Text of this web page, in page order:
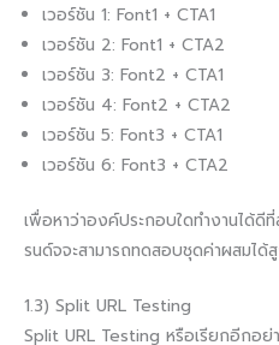
เวอร์ชัน 1: Font1 + CTA1
เวอร์ชัน 2: Font1 + CTA2
เวอร์ชัน 3: Font2 + CTA1
เวอร์ชัน 4: Font2 + CTA2
เวอร์ชัน 5: Font3 + CTA1
เวอร์ชัน 6: Font3 + CTA2
เพื่อหาว่าองค์ประกอบใดทำงานได้
รนด์จจะสามารถทดสอบชุดค่าผสมไ
1.3) Split URL Testing
Split URL Testing หรือเรียกอีกอ